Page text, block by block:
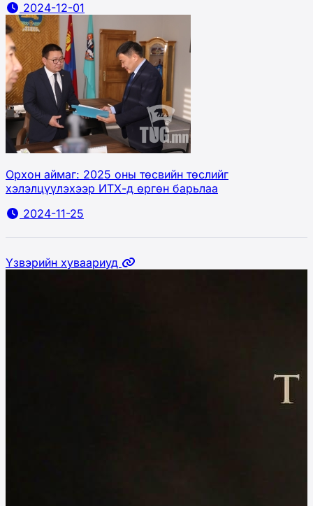
2024-12-01
Орхон аймаг: 2025 оны төсвийн төслийг
хэлэлцүүлэхээр ИТХ-д өргөн барьлаа
2024-11-25
Үзвэрийн хуваариуд